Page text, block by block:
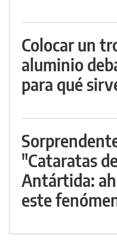
Colocar un
aluminio
para qué
"Cataratas
Antártida:
este